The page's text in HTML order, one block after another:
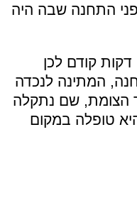
התחנה שבה היה
קודם לכן
המתינה לנכדה
הצומת, שם נתקלה
טופלה במקום